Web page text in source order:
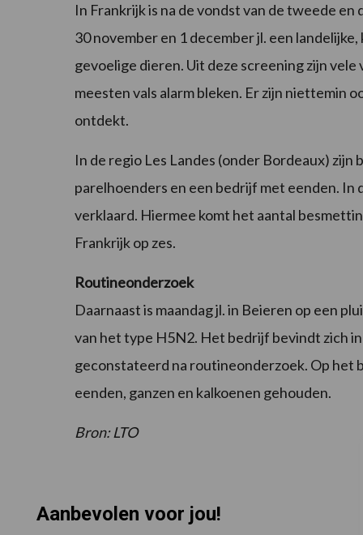
In Frankrijk is na de vondst van de tweede
30 november en 1 december jl. een
gevoelige dieren. Uit deze screening zijn
meesten vals alarm bleken. Er zijn niettemin
ontdekt.
In de regio Les Landes (onder Bordeaux)
parelhoenders en een bedrijf met eenden.
verklaard. Hiermee komt het aantal
Frankrijk op zes.
Routineonderzoek
Daarnaast is maandag jl. in Beieren op een
van het type H5N2. Het bedrijf bevindt zich
geconstateerd na routineonderzoek. Op het
eenden, ganzen en kalkoenen gehouden.
Bron: LTO
Aanbevolen voor jou!